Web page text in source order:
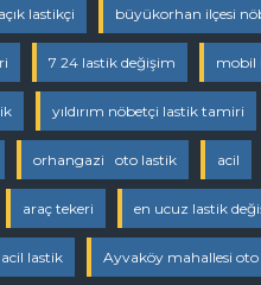
lastikçi büyükorhan ilçesi
7 24 lastik değişim mobil
yıldırım nöbetçi lastik tamiri
orhangazi oto lastik acil
araç tekeri en ucuz lastik
acil lastik Ayvaköy mahallesi